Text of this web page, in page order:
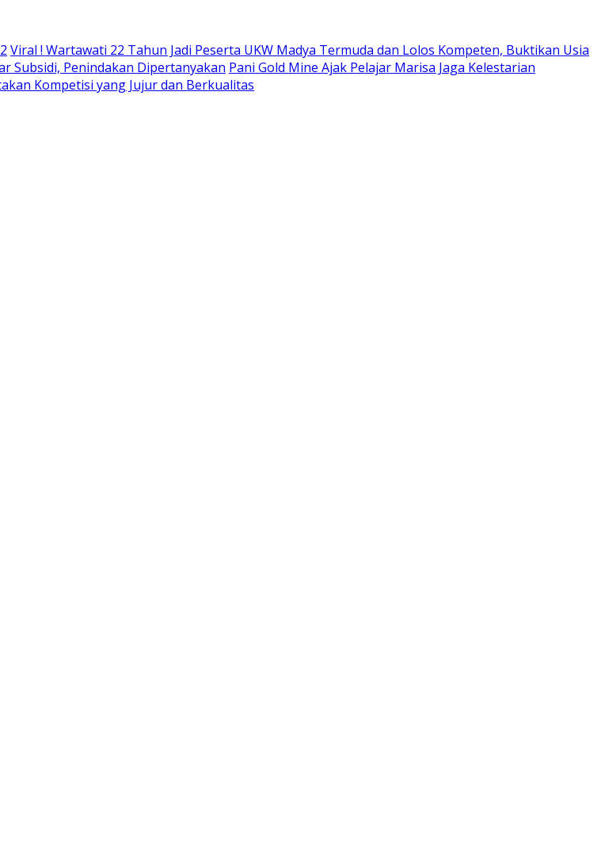
Viral ! Wartawati 22 Tahun Jadi Peserta UKW Madya Termuda dan Lolos Kompeten, Buktikan Usia
Subsidi, Penindakan Dipertanyakan Pani Gold Mine Ajak Pelajar Marisa Jaga Kelestarian
Kompetisi yang Jujur dan Berkualitas